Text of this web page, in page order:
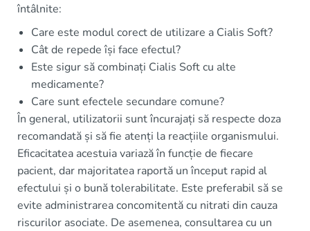
întâlnite:
Care este modul corect de utilizare a Cialis Soft?
Cât de repede își face efectul?
Este sigur să combinați Cialis Soft cu alte
medicamente?
Care sunt efectele secundare comune?
În general, utilizatorii sunt încurajați să respecte doza
recomandată și să fie atenți la reacțiile organismului.
Eficacitatea acestuia variază în funcție de fiecare
pacient, dar majoritatea raportă un început rapid al
efectului și o bună tolerabilitate. Este preferabil să se
evite administrarea concomitentă cu nitrati din cauza
riscurilor asociate. De asemenea, consultarea cu un